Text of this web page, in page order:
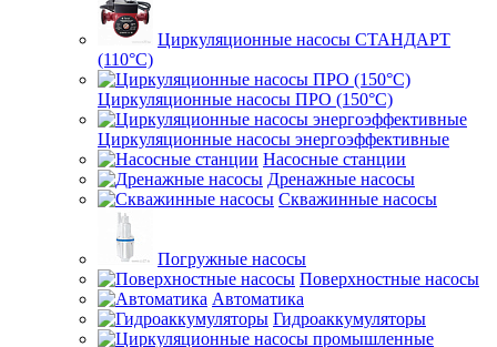
Циркуляционные насосы СТАНДАРТ
(110°C)
Циркуляционные насосы ПРО (150°C)
Циркуляционные насосы энергоэффективные
Насосные станции
Дренажные насосы
Скважинные насосы
Погружные насосы
Поверхностные насосы
Автоматика
Гидроаккумуляторы